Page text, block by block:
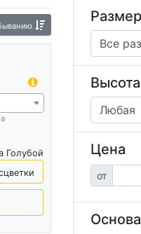
ДСП Необычные
Кровать с подсветкой
Голубой
Размер
Высота
Цена
от